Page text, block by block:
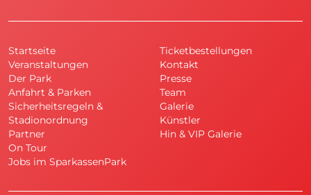
Startseite
Veranstaltungen
Der Park
Anfahrt & Parken
Sicherheitsregeln &
Stadionordnung
Partner
On Tour
Jobs im SparkassenPark
Ticketbestellungen
Kontakt
Presse
Team
Galerie
Künstler
Hin & VIP Galerie